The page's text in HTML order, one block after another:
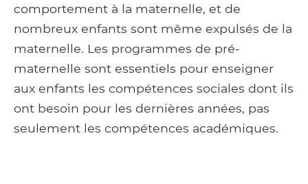
comportement à la maternelle, et de
nombreux enfants sont même expulsés de la
maternelle. Les programmes de pré-
maternelle sont essentiels pour enseigner
aux enfants les compétences sociales dont ils
ont besoin pour les dernières années, pas
seulement les compétences académiques.